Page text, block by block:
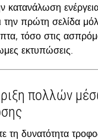
κατανάλωση
την πρώτη σελίδα
τόσο στις
εκτυπώσεις.
πολλών
τη δυνατότητα